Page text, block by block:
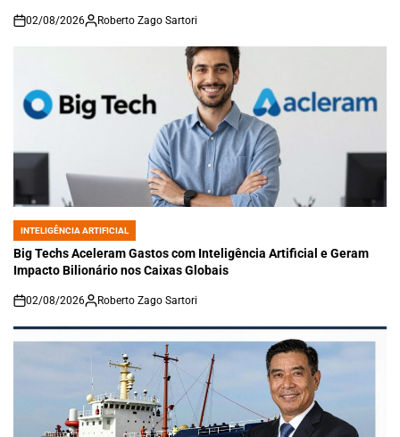
on
02/08/2026 Roberto Zago Sartori
POSTED
IN
INTELIGÊNCIA ARTIFICIAL
Big Techs Aceleram Gastos com Inteligência Artificial e Geram
Impacto Bilionário nos Caixas Globais
on
02/08/2026 Roberto Zago Sartori